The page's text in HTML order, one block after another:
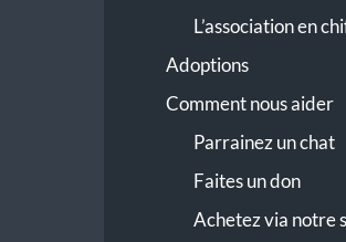
L’association en
Adoptions
Comment nous aider
Parrainez un chat
Faites un don
Achetez via notre